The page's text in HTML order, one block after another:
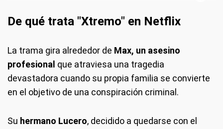
De qué trata "Xtremo" en Netflix
La trama gira alrededor de Max, un asesino
profesional que atraviesa una tragedia
devastadora cuando su propia familia se convierte
en el objetivo de una conspiración criminal.
Su hermano Lucero, decidido a quedarse con el